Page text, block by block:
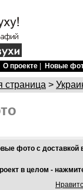
О проекте Новые
страница >
фото с
в целом -